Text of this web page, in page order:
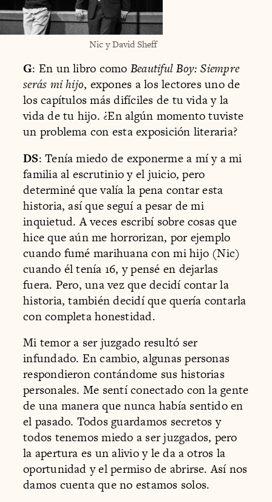
Nic y David Sheff
G: En un libro como Beautiful Boy: Siempre
serás mi hijo, expones a los lectores uno de
los capítulos más difíciles de tu vida y la
vida de tu hijo. ¿En algún momento tuviste
un problema con esta exposición literaria?
DS: Tenía miedo de exponerme a mí y a mi
familia al escrutinio y el juicio, pero
determiné que valía la pena contar esta
historia, así que seguí a pesar de mi
inquietud. A veces escribí sobre cosas que
hice que aún me horrorizan, por ejemplo
cuando fumé marihuana con mi hijo (Nic)
cuando él tenía 16, y pensé en dejarlas
fuera. Pero, una vez que decidí contar la
historia, también decidí que quería contarla
con completa honestidad.
Mi temor a ser juzgado resultó ser
infundado. En cambio, algunas personas
respondieron contándome sus historias
personales. Me sentí conectado con la gente
de una manera que nunca había sentido en
el pasado. Todos guardamos secretos y
todos tenemos miedo a ser juzgados, pero
la apertura es un alivio y le da a otros la
oportunidad y el permiso de abrirse. Así nos
damos cuenta que no estamos solos.